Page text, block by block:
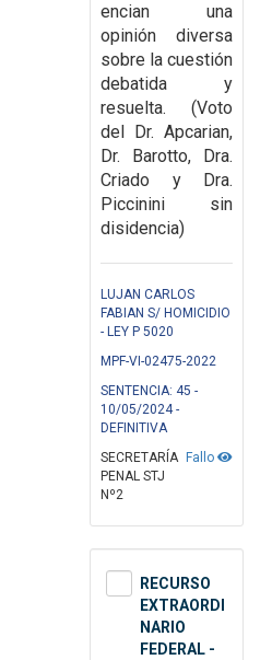
encian una
opinión diversa
sobre la cuestión
debatida y
resuelta. (Voto
del Dr. Apcarian,
Dr. Barotto, Dra.
Criado y Dra.
Piccinini sin
disidencia)
LUJAN CARLOS
FABIAN S/ HOMICIDIO
- LEY P 5020
MPF-VI-02475-2022
SENTENCIA: 45 -
10/05/2024 -
DEFINITIVA
Fallo
SECRETARÍA
PENAL STJ
Nº2
RECURSO
EXTRAORDI
NARIO
FEDERAL -